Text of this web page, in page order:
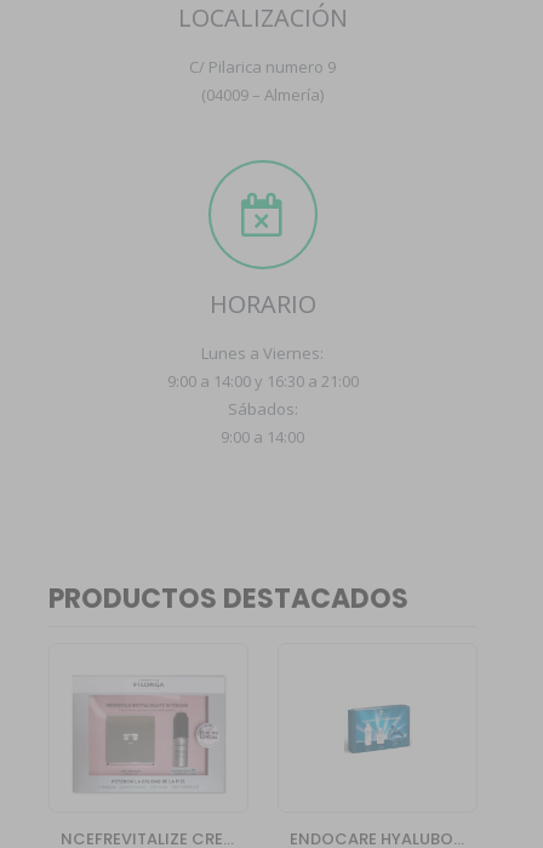
LOCALIZACIÓN
C/ Pilarica numero 9
(04009 – Almería)
HORARIO
Lunes a Viernes:
9:00 a 14:00 y 16:30 a 21:00
Sábados:
9:00 a 14:00